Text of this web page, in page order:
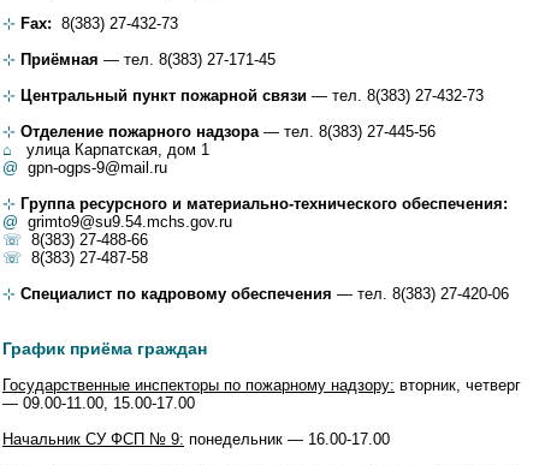
⊹ Fax: 8(383) 27-432-73
⊹ Приёмная — тел. 8(383) 27-171-45
⊹ Центральный пункт пожарной связи — тел. 8(383) 27-432-73
⊹ Отделение пожарного надзора— тел. 8(383) 27-445-56
⌂ улица Карпатская, дом 1
@ gpn-ogps-9@mail.ru
⊹ Группа ресурсного и материально-технического обеспечения:
@ grimto9@su9.54.mchs.gov.ru
☏ 8(383) 27-488-66
☏ 8(383) 27-487-58
⊹ Специалист по кадровому обеспечения — тел. 8(383) 27-420-06
График приёма граждан
Государственные инспекторы по пожарному надзору: вторник, четверг
— 09.00-11.00, 15.00-17.00
Начальник СУ ФСП № 9: понедельник — 16.00-17.00